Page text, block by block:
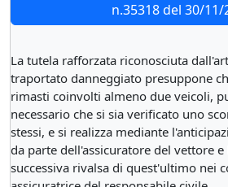
n.35318 del 30/11/
La tutela rafforzata riconosciuta
traportato danneggiato presuppone
rimasti coinvolti almeno due veicoli,
necessario che si sia verificato uno
stessi, e si realizza mediante
da parte dell'assicuratore del vettore
successiva rivalsa di quest'ultimo nei